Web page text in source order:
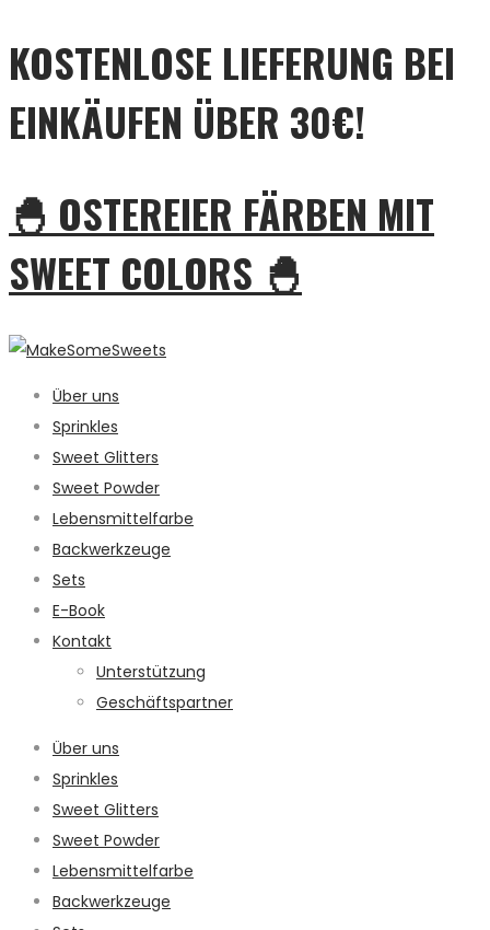
KOSTENLOSE LIEFERUNG BEI
EINKÄUFEN ÜBER 30€!
🐣 OSTEREIER FÄRBEN MIT
SWEET COLORS 🐣
Über uns
Sprinkles
Sweet Glitters
Sweet Powder
Lebensmittelfarbe
Backwerkzeuge
Sets
E-Book
Kontakt
Unterstützung
Geschäftspartner
Über uns
Sprinkles
Sweet Glitters
Sweet Powder
Lebensmittelfarbe
Backwerkzeuge